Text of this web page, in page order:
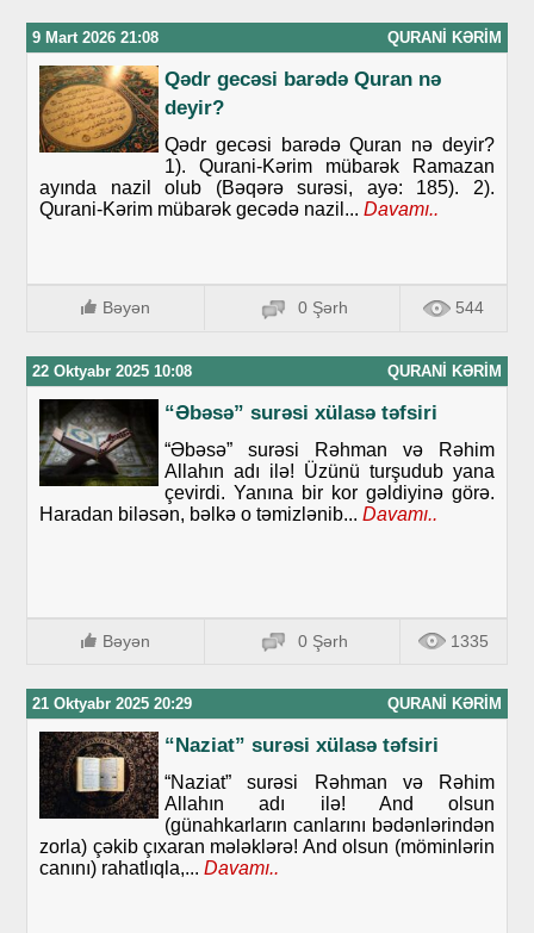
9 Mart 2026 21:08 QURANI KƏRIM
Qədr gecəsi barədə Quran nə
deyir?
Qədr gecəsi barədə Quran nə deyir?
1). Qurani-Kərim mübarək Ramazan
ayında nazil olub (Bəqərə surəsi, ayə: 185). 2).
Qurani-Kərim mübarək gecədə nazil... Davamı..
Bəyən 0 Şərh 544
22 Oktyabr 2025 10:08 QURANI KƏRIM
“Əbəsə” surəsi xülasə təfsiri
“Əbəsə” surəsi Rəhman və Rəhim
Allahın adı ilə! Üzünü turşudub yana
çevirdi. Yanına bir kor gəldiyinə görə.
Haradan biləsən, bəlkə o təmizlənib... Davamı..
Bəyən 0 Şərh 1335
21 Oktyabr 2025 20:29 QURANI KƏRIM
“Naziat” surəsi xülasə təfsiri
“Naziat” surəsi Rəhman və Rəhim
Allahın adı ilə! And olsun
(günahkarların canlarını bədənlərindən
zorla) çəkib çıxaran mələklərə! And olsun (möminlərin
canını) rahatlıqla,... Davamı..